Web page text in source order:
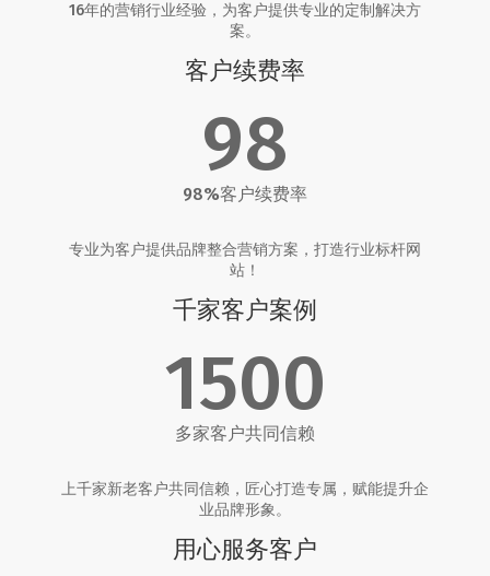
16年的营销行业经验，为客户提供专业的定制解决方
案。
客户续费率
98
98%客户续费率
专业为客户提供品牌整合营销方案，打造行业标杆网
站！
千家客户案例
1500
多家客户共同信赖
上千家新老客户共同信赖，匠心打造专属，赋能提升企
业品牌形象。
用心服务客户